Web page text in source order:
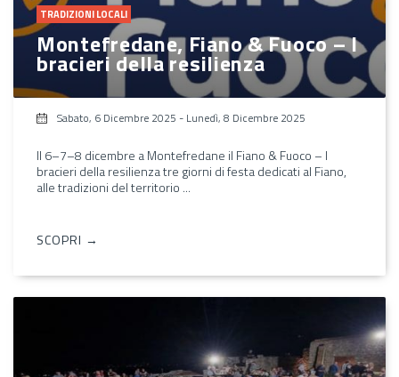
TRADIZIONI LOCALI
Montefredane, Fiano & Fuoco – I
bracieri della resilienza
Sabato, 6 Dicembre 2025 - Lunedì, 8 Dicembre 2025
Il 6–7–8 dicembre a Montefredane il Fiano & Fuoco – I
bracieri della resilienza tre giorni di festa dedicati al Fiano,
alle tradizioni del territorio ...
SCOPRI →